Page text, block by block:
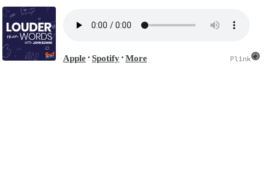
Apple• Spotify• More Plink